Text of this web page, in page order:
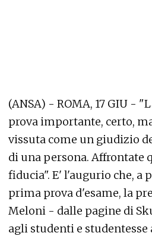
(ANSA) - ROMA, 17 GIU -
prova importante, certo,
vissuta come un giudizio
di una persona. Affrontate
fiducia". E' l'augurio che, a
prima prova d'esame, la
Meloni - dalle pagine di
agli studenti e